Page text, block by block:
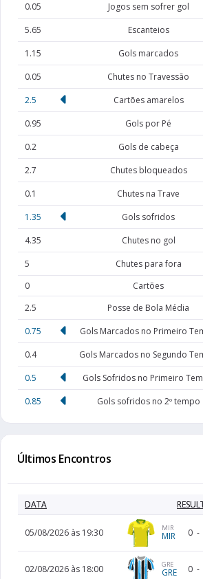
0.05
Jogos sem sofrer gol
5.65
Escanteios
1.15
Gols marcados
0.05
Chutes no Travessão
2.5
Cartões amarelos
0.95
Gols por Pé
0.2
Gols de cabeça
2.7
Chutes bloqueados
0.1
Chutes na Trave
1.35
Gols sofridos
4.35
Chutes no gol
5
Chutes para fora
0
Cartões
2.5
Posse de Bola Média
0.75
Gols Marcados no Primeiro
0.4
Gols Marcados no Segundo
0.5
Gols Sofridos no Primeiro
0.85
Gols sofridos no 2º tempo
Últimos Encontros
DATA
05/08/2026 às 19:30 MIR
MIR 0 -
02/08/2026 às 18:00 GRE
GRE 0 -